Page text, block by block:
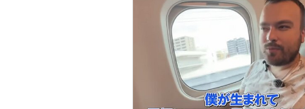
ト
数
数